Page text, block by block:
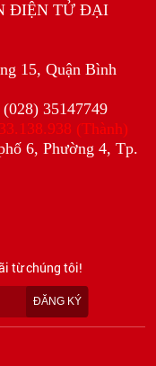
ĐIỆN TỬ ĐẠI
15, Quận Bình
35147749
(Thành)
6, Phường 4, Tp.
từ chúng tôi!